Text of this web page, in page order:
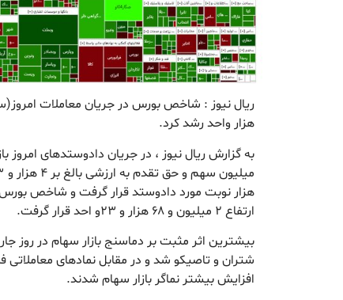
هزار واحد رشد کرد.
ارتفاع ۲ میلیون و ۶۸ هزار و ۲۳و احد قرار گرفت.
بیشترین اثر مثبت بر دماسنج بازار سهام در روز
شتران و تاصیکو شد و در مقابل نمادهای معاملاتی
افزایش بیشتر نماگر بازار سهام شدند.